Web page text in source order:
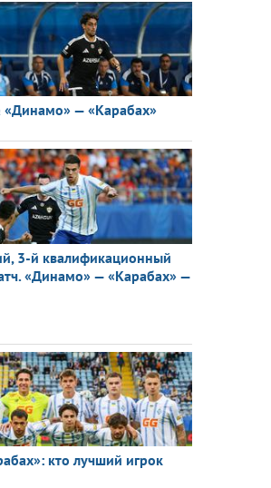
«Динамо» — «Карабах»
3-й квалификационный
«Динамо» — «Карабах» —
кто лучший игрок